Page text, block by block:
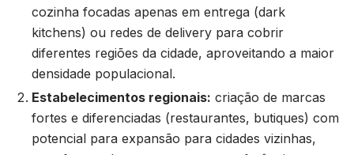
cozinha focadas apenas em entrega (dark
kitchens) ou redes de delivery para cobrir
diferentes regiões da cidade, aproveitando a maior
densidade populacional.
Estabelecimentos regionais: criação de marcas
fortes e diferenciadas (restaurantes, butiques) com
potencial para expansão para cidades vizinhas,